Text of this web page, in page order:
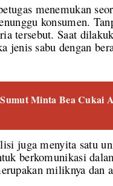
menemukan
konsumen.
tersebut. Saat
jenis sabu dengan
Minta Bea Cukai
juga menyita satu
berkomunikasi
miliknya dan